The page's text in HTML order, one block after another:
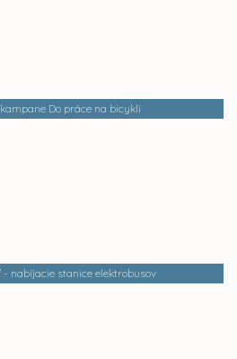
Do práce na bicykli
nabíjacie stanice elektrobusov